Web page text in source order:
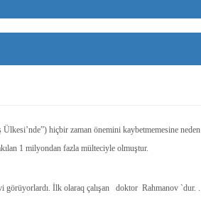
hiçbir zaman önemini kaybetmemesine neden
1 milyondan fazla mülteciyle olmuştur.
görüyorlardı. İlk olaraq çalışan doktor Rahmanov `dur. .